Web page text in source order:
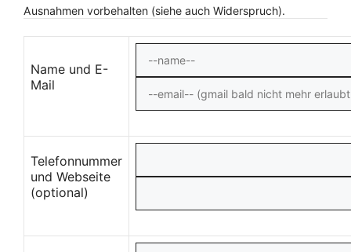
Ausnahmen vorbehalten (siehe auch Widerspruch).
Name und E-
Mail
Telefonnummer
und Webseite
(optional)